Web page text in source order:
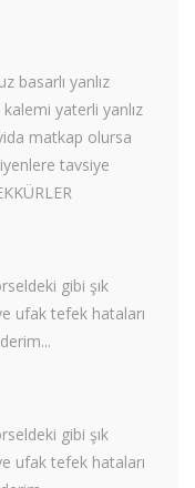
basarlı yanlız
yaterli yanlız
matkap olursa
tavsiye
gibi şık
ufak tefek hataları
gibi şık
ufak tefek hataları